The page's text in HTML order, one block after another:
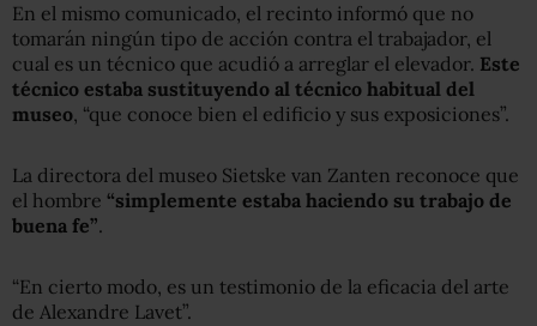
En el mismo comunicado, el recinto informó que no
tomarán ningún tipo de acción contra el trabajador, el
cual es un técnico que acudió a arreglar el elevador. Este
técnico estaba sustituyendo al técnico habitual del
museo, “que conoce bien el edificio y sus exposiciones”.
La directora del museo Sietske van Zanten reconoce que
el hombre “simplemente estaba haciendo su trabajo de
buena fe”.
“En cierto modo, es un testimonio de la eficacia del arte
de Alexandre Lavet”.